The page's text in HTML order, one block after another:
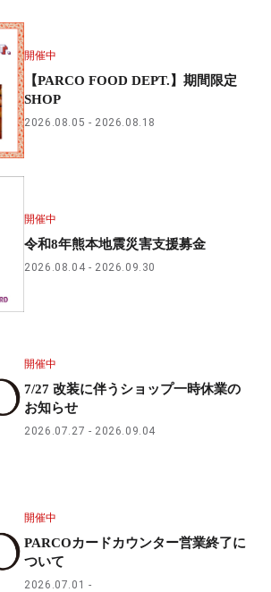
開催中
【PARCO FOOD DEPT.】期間限定
SHOP
2026.08.05 2026.08.18
開催中
令和8年熊本地震災害支援募金
2026.08.04 2026.09.30
開催中
7/27 改装に伴うショップ一時休業の
お知らせ
2026.07.27 2026.09.04
開催中
PARCOカードカウンター営業終了に
ついて
2026.07.01